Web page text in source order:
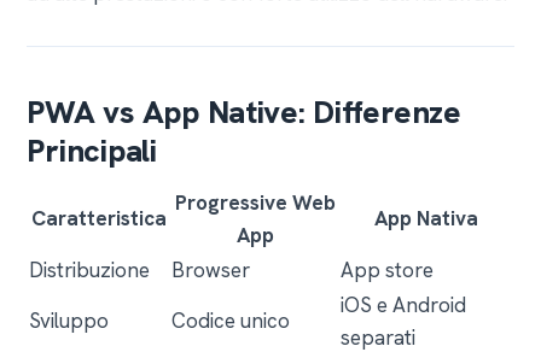
PWA vs App Native: Differenze
Principali
Caratteristica
Progressive Web
App
App Nativa
Distribuzione
Browser
App store
Sviluppo
Codice unico
iOS e Android
separati